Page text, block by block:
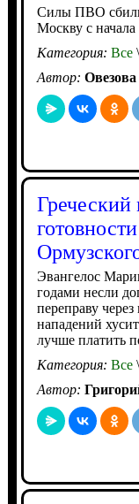
Силы ПВО
Москву с начала
Категория: Все\
Автор:
Греческий
Эвангелос
годами несли
переправу
нападений
лучше платить
Категория: Все\
Автор: